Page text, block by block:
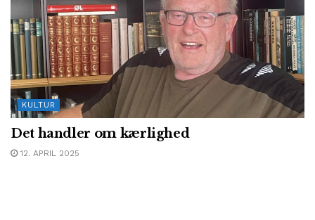
KULTUR
Det handler om kærlighed
12. APRIL 2025